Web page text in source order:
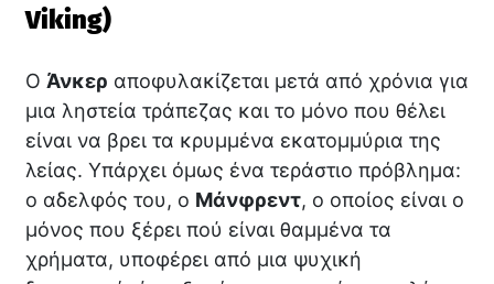
Viking)
Ο Άνκερ αποφυλακίζεται μετά από χρόνια για
μια ληστεία τράπεζας και το μόνο που θέλει
είναι να βρει τα κρυμμένα εκατομμύρια της
λείας. Υπάρχει όμως ένα τεράστιο πρόβλημα:
ο αδελφός του, ο Μάνφρεντ, ο οποίος είναι ο
μόνος που ξέρει πού είναι θαμμένα τα
χρήματα, υποφέρει από μια ψυχική